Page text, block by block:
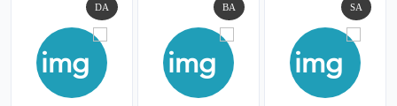
SA
BA
DA